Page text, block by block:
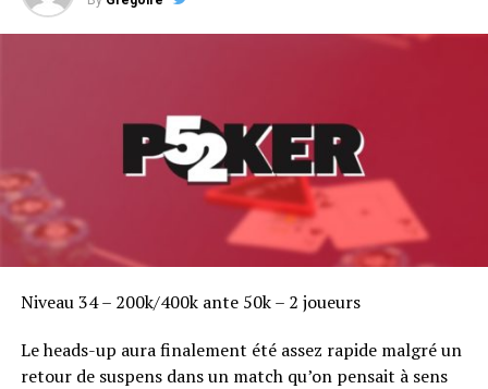
Niveau 34 – 200k/400k ante 50k – 2 joueurs
Le heads-up aura finalement été assez rapide malgré un
retour de suspens dans un match qu’on pensait à sens